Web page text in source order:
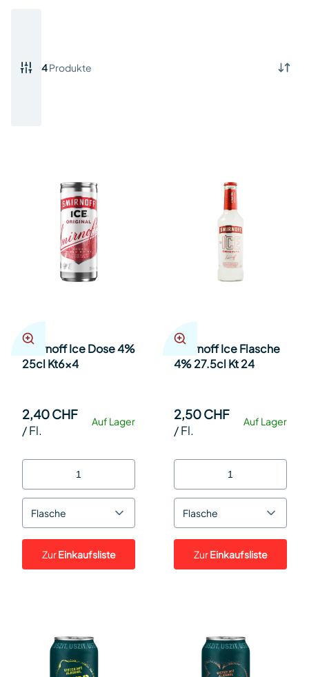
4Produkte
Smirnoff Ice Dose 4%
25cl Kt6x4
Auf Lager
2,40 CHF
/Fl.
Flasche
ZurEinkaufsliste
Smirnoff Ice Flasche
4% 27.5cl Kt 24
Auf Lager
2,50 CHF
/Fl.
Flasche
ZurEinkaufsliste